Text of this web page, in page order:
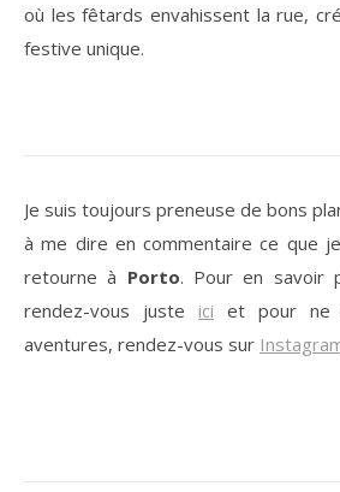
où les fêtards envahissent la rue,
festive unique.
Je suis toujours preneuse de bons
à me dire en commentaire ce que
retourne à Porto. Pour en savoir
rendez-vous juste ici et pour ne
aventures, rendez-vous sur